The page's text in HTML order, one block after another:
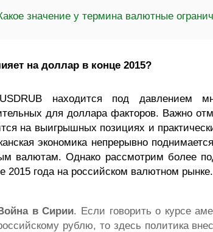
значение у термина валютные
на доллар в конце 2015?
находится под давлением
для доллара факторов. Важно
на выигрышных позициях и
экономика непрерывно
валютам. Однако рассмотрим более
2015 года на российском валютном рынке.
в Сирии. Если говорить о курсе
рублю, то здесь политика